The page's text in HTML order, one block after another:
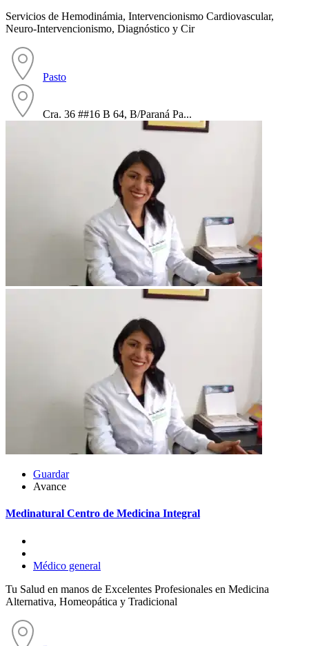
Servicios de Hemodinámia, Intervencionismo Cardiovascular,
Neuro-Intervencionismo, Diagnóstico y Cir
Pasto
Cra. 36 ##16 B 64, B/Paraná Pa...
Guardar
Avance
Medinatural Centro de Medicina Integral
Médico general
Tu Salud en manos de Excelentes Profesionales en Medicina
Alternativa, Homeopática y Tradicional